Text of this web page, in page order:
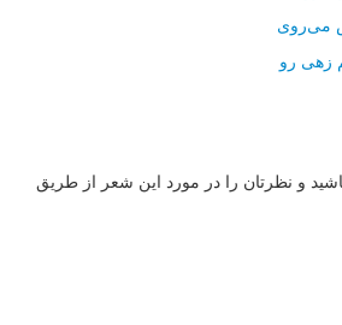
می‌روی
زهی رو
و نظرتان را در مورد این شعر از طریق